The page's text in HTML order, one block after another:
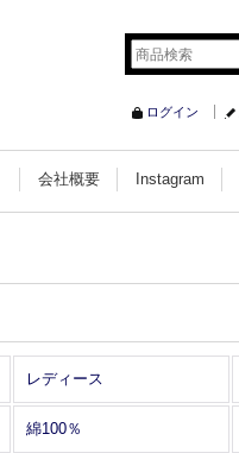
ログイン
会社概要 Instagram
レディース
綿100％